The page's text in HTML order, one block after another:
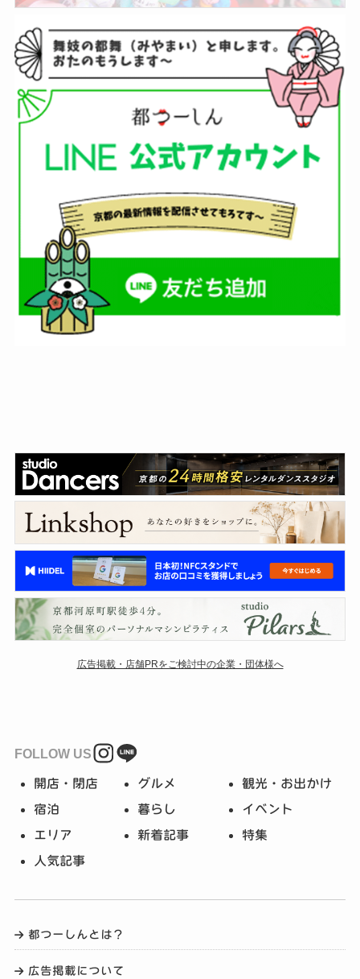
広告掲載・店舗PRをご検討中の企業・団体様へ
FOLLOW US
開店・閉店 グルメ 観光・お出かけ
宿泊 暮らし イベント
エリア 新着記事 特集
人気記事
都つーしんとは？
広告掲載について